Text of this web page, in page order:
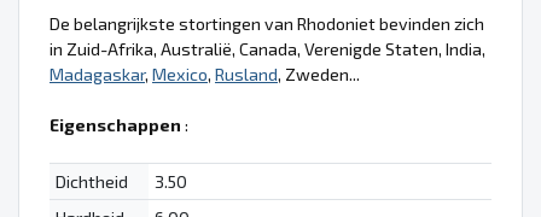
De belangrijkste stortingen van Rhodoniet bevinden zich
in Zuid-Afrika, Australië, Canada, Verenigde Staten, India,
Madagaskar, Mexico, Rusland, Zweden...
Eigenschappen :
Dichtheid
3.50